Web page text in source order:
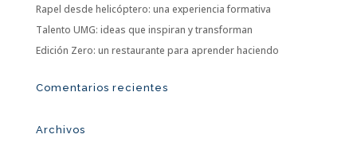
Rapel desde helicóptero: una experiencia formativa
Talento UMG: ideas que inspiran y transforman
Edición Zero: un restaurante para aprender haciendo
Comentarios recientes
Archivos